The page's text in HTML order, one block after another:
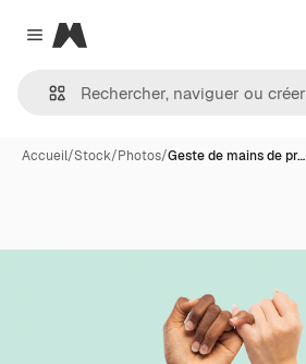
Close menu
Magnific
Accueil/Stock/Photos/Geste de mains de pr…